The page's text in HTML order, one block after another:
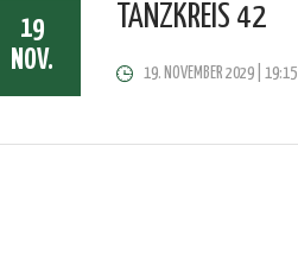
19
NOV.
TANZKREIS 42
19. NOVEMBER 2029 | 19:15